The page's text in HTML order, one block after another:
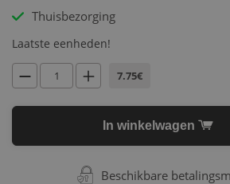
Thuisbezorging
Laatste eenheden!
7.75€
In winkelwagen
Beschikbare